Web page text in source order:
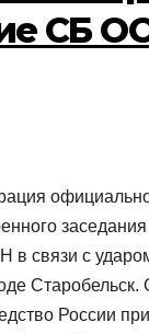
СБ
в связи с
Старобельск.
России